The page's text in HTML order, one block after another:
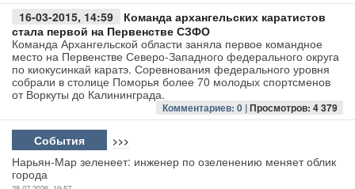
16-03-2015, 14:59
Команда архангельских каратистов
стала первой на Первенстве СЗФО
Команда Архангельской области заняла первое командное
место на Первенстве Северо-Западного федерального округа
по киокусинкай каратэ. Соревнования федерального уровня
собрали в столице Поморья более 70 молодых спортсменов
от Воркуты до Калининграда.
Комментариев: 0 |Просмотров: 4 379
События >>>
Нарьян-Мар зеленеет: инженер по озеленению меняет облик
города